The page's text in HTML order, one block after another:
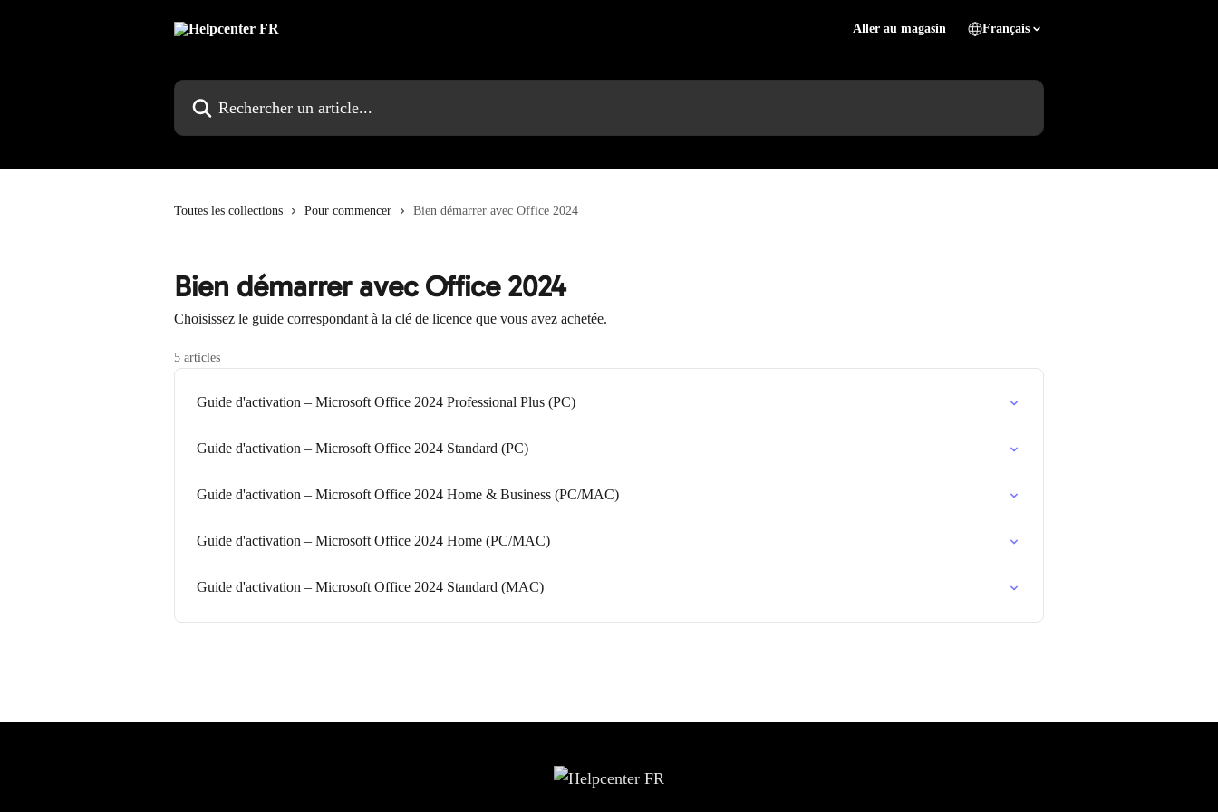
Aller au magasin Français
Rechercher un article...
Toutes les collections Pour commencer Bien démarrer avec Office 2024
Bien démarrer avec Office 2024
Choisissez le guide correspondant à la clé de licence que vous avez achetée.
5 articles
Guide d'activation – Microsoft Office 2024 Professional Plus (PC)
Guide d'activation – Microsoft Office 2024 Standard (PC)
Guide d'activation – Microsoft Office 2024 Home & Business (PC/MAC)
Guide d'activation – Microsoft Office 2024 Home (PC/MAC)
Guide d'activation – Microsoft Office 2024 Standard (MAC)